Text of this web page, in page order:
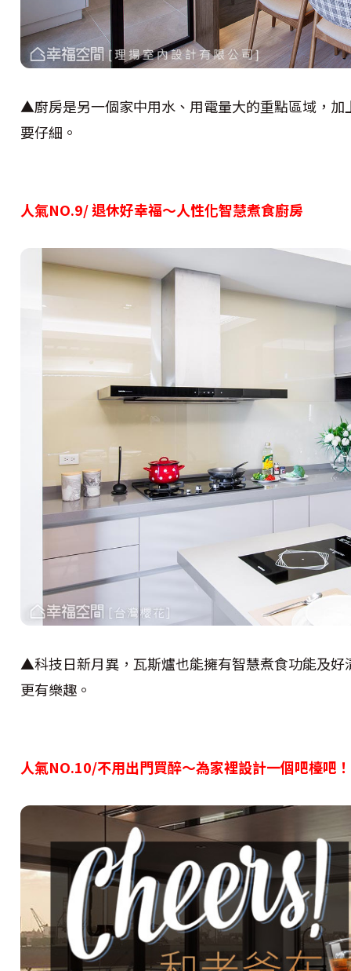
▲廚房是另一個家中用水、用電量大的重點區域，
要仔細。
人氣NO.9/ 退休好幸福～人性化智慧煮食廚房
▲科技日新月異，瓦斯爐也能擁有智慧煮食功能及
更有樂趣。
人氣NO.10/不用出門買醉〜為家裡設計一個吧檯吧！